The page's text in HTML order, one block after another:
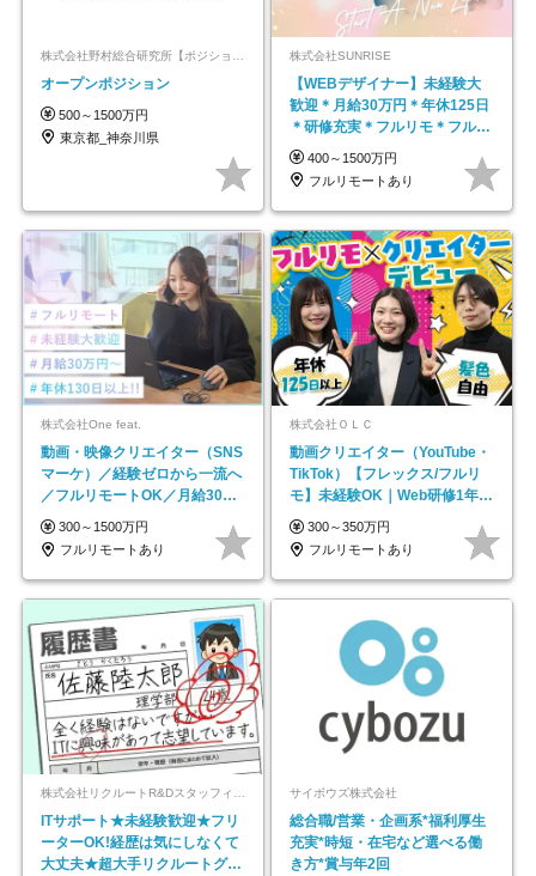
オープンポジション
500～1500万円
東京都_神奈川県
株式会社SUNRISE
【WEBデザイナー】未経験大
歓迎＊月給30万円＊年休125日
＊研修充実＊フルリモ＊フルフ
レックス＊
400～1500万円
フルリモートあり
株式会社One feat.
動画・映像クリエイター（SNS
マーケ）／経験ゼロから一流へ
／フルリモートOK／月給30万
円～／年休130日以上
300～1500万円
フルリモートあり
株式会社ＯＬＣ
動画クリエイター（YouTube・
TikTok）【フレックス/フルリ
モ】未経験OK｜Web研修1年間
｜副業OK
300～350万円
フルリモートあり
株式会社リクルートR&Dスタッフィング【リクルートグループ】
ITサポート★未経験歓迎★フリ
ーターOK!経歴は気にしなくて
大丈夫★超大手リクルートグル
サイボウズ株式会社
総合職/営業・企画系*福利厚生
充実*時短・在宅など選べる働
き方*賞与年2回